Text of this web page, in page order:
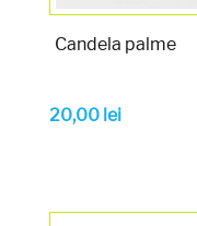
Candela palme
20,00 lei